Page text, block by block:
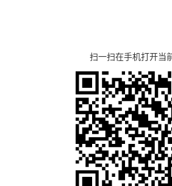
扫一扫在手机打开当